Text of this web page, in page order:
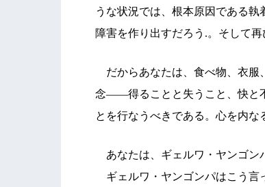
うな状況では、根本原因である
障害を作り出すだろう.。そして
だからあなたは、食べ物、衣服
念――得ることと失うこと、快と
とを行なうべきである。心を内な
あなたは、ギェルワ・ヤンゴン
ギェルワ・ヤンゴンパはこう言